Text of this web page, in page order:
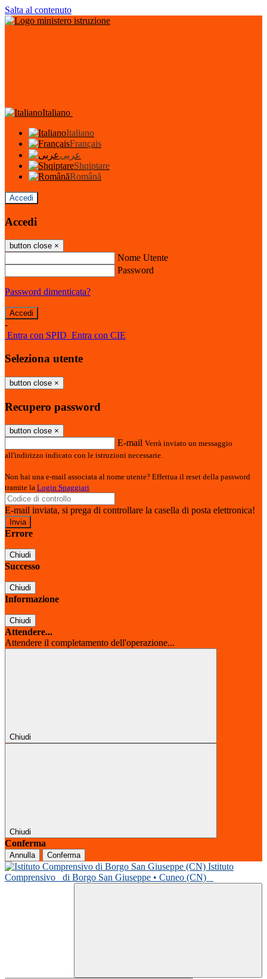
Salta al contenuto
Italiano
Italiano
Français
عربى
Shqiptare
Română
Accedi
Accedi
button close ×
Nome Utente
Password
Password dimenticata?
-
Entra con SPID Entra con CIE
Seleziona utente
button close ×
Recupero password
button close ×
E-mail Verrà inviato un messaggio
all'indirizzo indicato con le istruzioni necessarie.
Non hai una e-mail associata al nome utente? Effettua il reset della password
tramite la Login Spaggiari
E-mail inviata, si prega di controllare la casella di posta elettronica!
Errore
Chiudi
Successo
Chiudi
Informazione
Chiudi
Attendere...
Attendere il completamento dell'operazione...
Chiudi
Chiudi
Conferma
Annulla Conferma
Istituto
Comprensivo
di Borgo San Giuseppe • Cuneo (CN)